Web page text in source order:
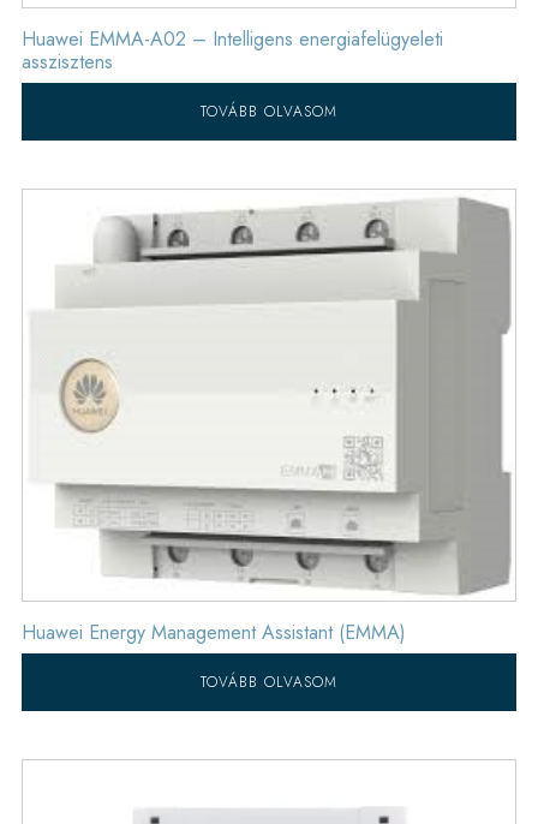
Huawei EMMA-A02 – Intelligens energiafelügyeleti
asszisztens
TOVÁBB OLVASOM
Huawei Energy Management Assistant (EMMA)
TOVÁBB OLVASOM